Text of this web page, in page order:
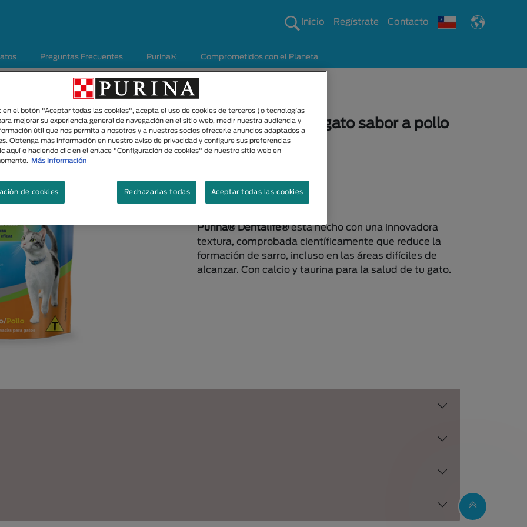
Inicio Regístrate Contacto
Preguntas Frecuentes Purina® Comprometidos con el Planeta
Alimento Salud oral
Snack Dentalife® gato sabor a pollo
Tamaños disponibles
Purina® Dentalife®está hecho con una innovadora
textura, comprobada científicamente que reduce la
formación de sarro, incluso en las áreas difíciles de
alcanzar. Con calcio y taurina para la salud de tu gato.
en el botón "Aceptar todas las cookies", acepta el uso de cookies de terceros (o tecnologías
mejorar su experiencia general de navegación en el sitio web, medir nuestra audiencia y
útil que nos permita a nosotros y a nuestros socios ofrecerle anuncios adaptados a
Obtenga más información en nuestro aviso de privacidad y configure sus preferencias
aquí o haciendo clic en el enlace "Configuración de cookies" de nuestro sitio web en
Más información
Rechazarlas todas Aceptar todas las cookies
de cookies